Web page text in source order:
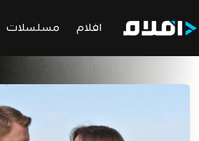
افلام مسلسلات